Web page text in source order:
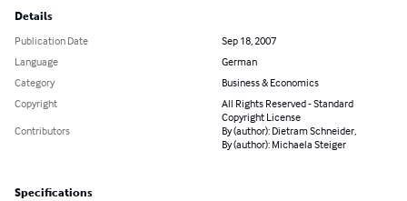
Details
Publication Date
Sep 18, 2007
Language
German
Category
Business & Economics
Copyright
All Rights Reserved - Standard
Copyright License
Contributors
By (author): Dietram Schneider,
By (author): Michaela Steiger
Specifications